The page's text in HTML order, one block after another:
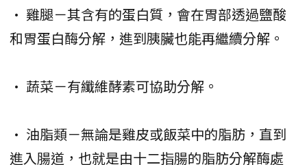
• 雞腿－其含有的蛋白質，會在胃部透過鹽酸
和胃蛋白酶分解，進到胰臟也能再繼續分解。
• 蔬菜－有纖維酵素可協助分解。
• 油脂類－無論是雞皮或飯菜中的脂肪，直到
進入腸道，也就是由十二指腸的脂肪分解酶處